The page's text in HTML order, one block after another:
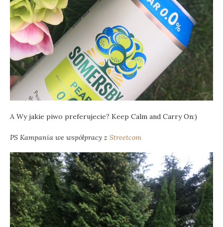
A Wy jakie piwo preferujecie? Keep Calm and Carry On:)
PS Kampania we współpracy z Streetcom